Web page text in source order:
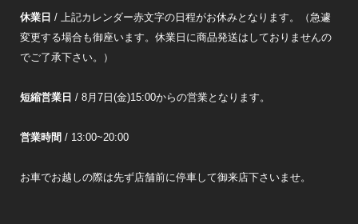
休業日 / 上記カレンダー赤文字の日程がお休みとなります。（急遽
変更する場合も御座います。休業日に商品発送はしておりませんの
でご了承下さい。）
短縮営業日 / 8月7日(金)15:00からの営業となります。
営業時間 / 13:00~20:00
お車でお越しの際は先ず店舗前に停車して御来店下さいませ。